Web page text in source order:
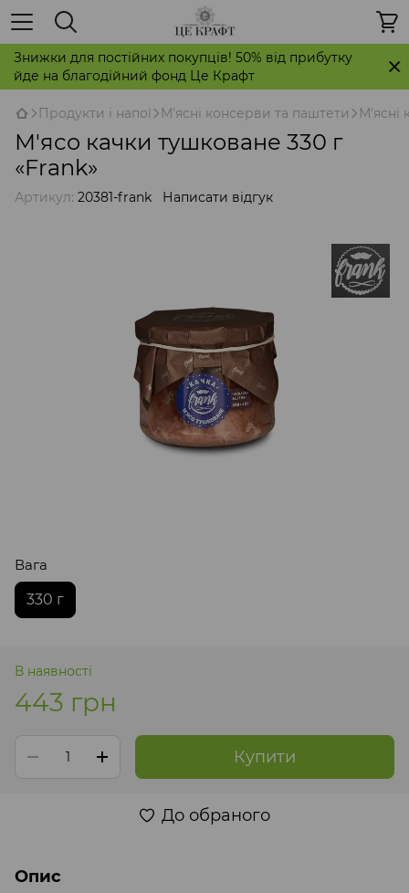
Знижки для постійних покупців! 50% від прибутку
йде на благодійний фонд Це Крафт
Продукти і напої М'ясні консерви та паштети М'ясні
М'ясо качки тушковане 330 г
«Frank»
Артикул: 20381-frank Написати відгук
Вага
330 г
В наявності
443 грн
Купити
До обраного
Опис